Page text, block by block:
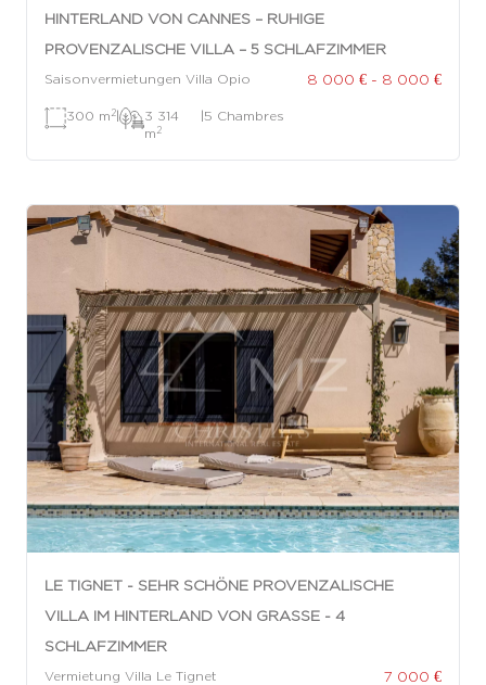
HINTERLAND VON CANNES – RUHIGE
PROVENZALISCHE VILLA – 5 SCHLAFZIMMER
Saisonvermietungen Villa Opio 8 000 € - 8 000 €
300 m 2|
3 314
m 2
|5 Chambres
LE TIGNET - SEHR SCHÖNE PROVENZALISCHE
VILLA IM HINTERLAND VON GRASSE - 4
SCHLAFZIMMER
Vermietung Villa Le Tignet 7 000 €